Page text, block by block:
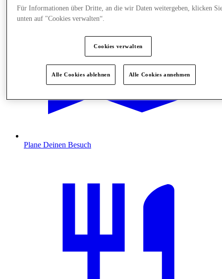
Plane Deinen Besuch
Für Informationen über Dritte, an die wir Daten weitergeben, klicken
unten auf "Cookies verwalten“.
Cookies verwalten
Alle Cookies ablehnen Alle Cookies annehmen